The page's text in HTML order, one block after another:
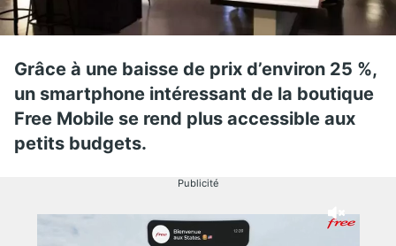
Grâce à une baisse de prix d’environ 25 %,
un smartphone intéressant de la boutique
Free Mobile se rend plus accessible aux
petits budgets.
Publicité